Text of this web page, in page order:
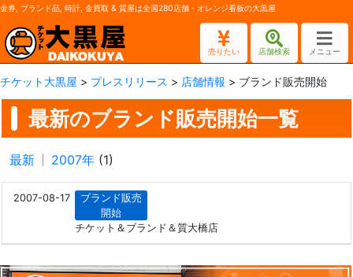
金券, ブランド品, 時計, 金買取 & 質屋は全国280店舗・オレンジ看板の大黒屋
売りたい 店舗検索 メニュー
チケット大黒屋 > プレスリリース > 店舗情報 > ブランド販売開始
最新のブランド販売開始一覧
最新 2007年 (1)
2007-08-17
ブランド販売
開始
チケット＆ブランド＆質大橋店